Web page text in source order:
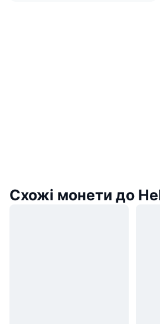
Схожі монети до